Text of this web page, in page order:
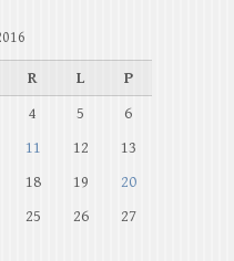
R L
P
4 5
6
11 12
13
18 19
20
25 26
27